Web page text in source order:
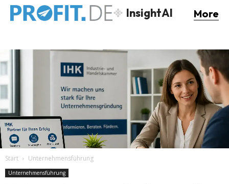
InsightAI More
Start Unternehmensführung
Unternehmensführung